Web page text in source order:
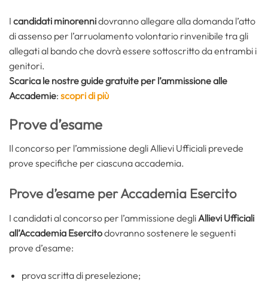
I candidati minorennidovranno allegare alla domanda l’atto
di assenso per l’arruolamento volontario rinvenibile tra gli
allegati al bando che dovrà essere sottoscritto da entrambi i
genitori.
Scarica le nostre guide gratuite per l’ammissione alle
Accademie: scopri di più
Prove d’esame
Il concorso per l’ammissione degli Allievi Ufficiali prevede
prove specifiche per ciascuna accademia.
Prove d’esame per Accademia Esercito
I candidati al concorso per l’ammissione degliAllievi Ufficiali
all’Accademia Esercitodovranno sostenere le seguenti
prove d’esame:
prova scritta di preselezione;